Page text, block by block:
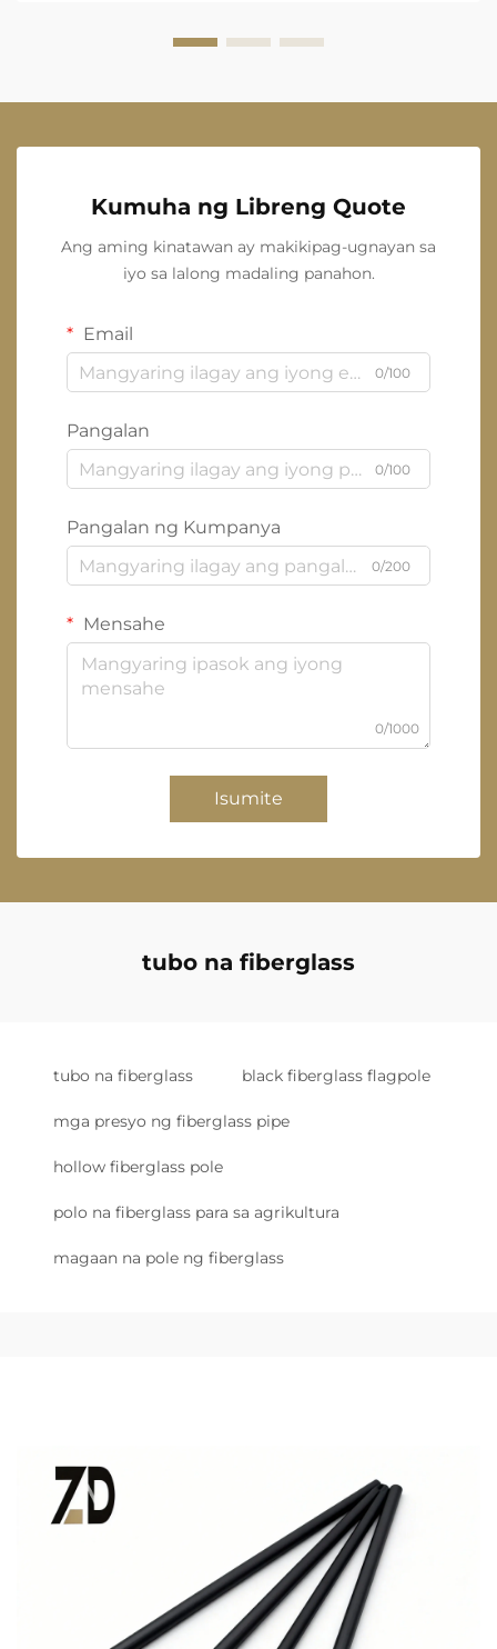
Kumuha ng Libreng Quote
Ang aming kinatawan ay makikipag-ugnayan sa
iyo sa lalong madaling panahon.
Email
0/100
Pangalan
0/100
Pangalan ng Kumpanya
0/200
Mensahe
0/1000
Isumite
tubo na fiberglass
tubo na fiberglass black fiberglass flagpole
mga presyo ng fiberglass pipe
hollow fiberglass pole
polo na fiberglass para sa agrikultura
magaan na pole ng fiberglass